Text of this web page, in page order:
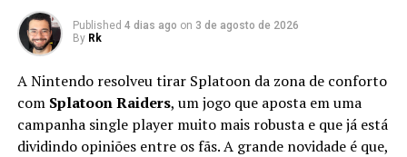
Published 4 dias ago on 3 de agosto de 2026
By Rk
A Nintendo resolveu tirar Splatoon da zona de conforto
com Splatoon Raiders, um jogo que aposta em uma
campanha single player muito mais robusta e que já está
dividindo opiniões entre os fãs. A grande novidade é que,